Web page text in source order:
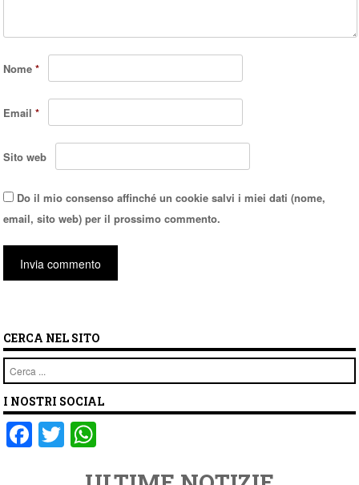
Nome*
Email*
Sito web
Do il mio consenso affinché un cookie salvi i miei dati (nome,
email, sito web) per il prossimo commento.
CERCA NEL SITO
Cerca
I NOSTRI SOCIAL
F
a
T
wi